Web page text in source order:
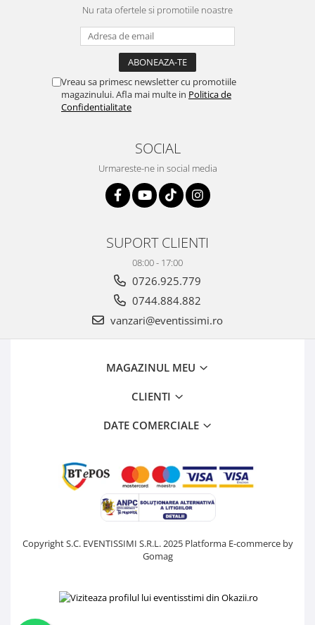
Nu rata ofertele si promotiile noastre
Vreau sa primesc newsletter cu promotiile
magazinului. Afla mai multe in Politica de
Confidentialitate
SOCIAL
Urmareste-ne in social media
SUPORT CLIENTI
08:00 - 17:00
0726.925.779
0744.884.882
vanzari@eventissimi.ro
MAGAZINUL MEU
CLIENTI
DATE COMERCIALE
Copyright S.C. EVENTISSIMI S.R.L. 2025 Platforma E-commerce by
Gomag